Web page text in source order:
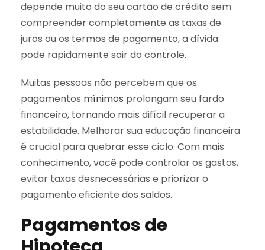
depende muito do seu cartão de crédito sem
compreender completamente as taxas de
juros ou os termos de pagamento, a dívida
pode rapidamente sair do controle.
Muitas pessoas não percebem que os
pagamentos mínimos prolongam seu fardo
financeiro, tornando mais difícil recuperar a
estabilidade. Melhorar sua educação financeira
é crucial para quebrar esse ciclo. Com mais
conhecimento, você pode controlar os gastos,
evitar taxas desnecessárias e priorizar o
pagamento eficiente dos saldos.
Pagamentos de